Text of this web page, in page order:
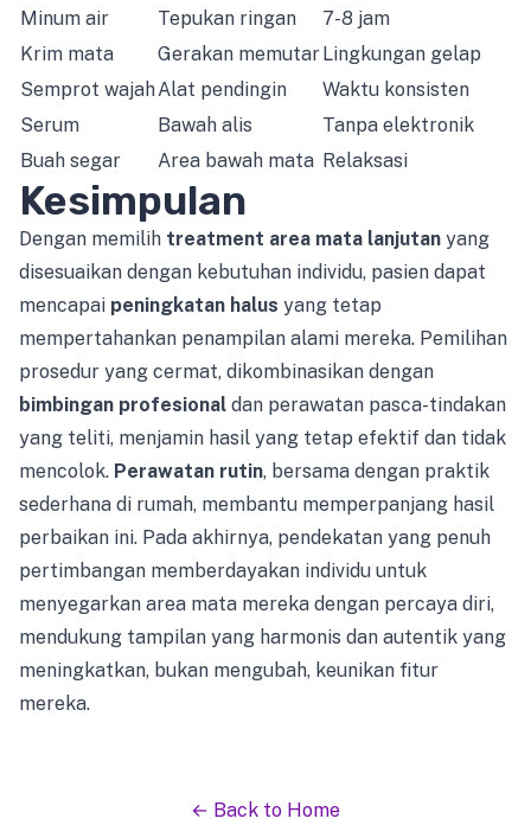
Minum air
Tepukan ringan
7-8 jam
Krim mata
Gerakan memutar Lingkungan gelap
Semprot wajahAlat pendingin
Waktu konsisten
Serum
Bawah alis
Tanpa elektronik
Buah segar
Area bawah mata Relaksasi
Kesimpulan
Dengan memilih treatment area mata lanjutan yang
disesuaikan dengan kebutuhan individu, pasien dapat
mencapai peningkatan halus yang tetap
mempertahankan penampilan alami mereka. Pemilihan
prosedur yang cermat, dikombinasikan dengan
bimbingan profesional dan perawatan pasca-tindakan
yang teliti, menjamin hasil yang tetap efektif dan tidak
mencolok. Perawatan rutin, bersama dengan praktik
sederhana di rumah, membantu memperpanjang hasil
perbaikan ini. Pada akhirnya, pendekatan yang penuh
pertimbangan memberdayakan individu untuk
menyegarkan area mata mereka dengan percaya diri,
mendukung tampilan yang harmonis dan autentik yang
meningkatkan, bukan mengubah, keunikan fitur
mereka.
← Back to Home